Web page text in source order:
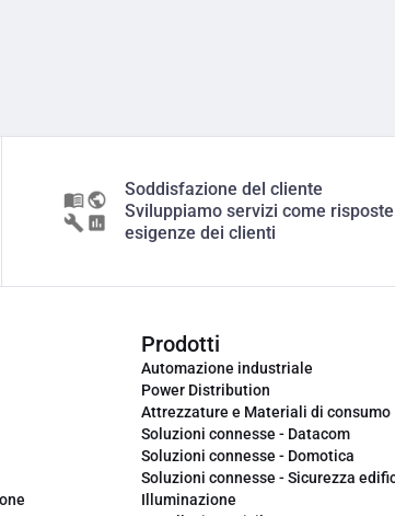
Soddisfazione del cliente
Sviluppiamo servizi come
esigenze dei clienti
Prodotti
Automazione industriale
Power Distribution
Attrezzature e Materiali di consumo
Soluzioni connesse - Datacom
Soluzioni connesse - Domotica
Soluzioni connesse - Sicurezza
Illuminazione